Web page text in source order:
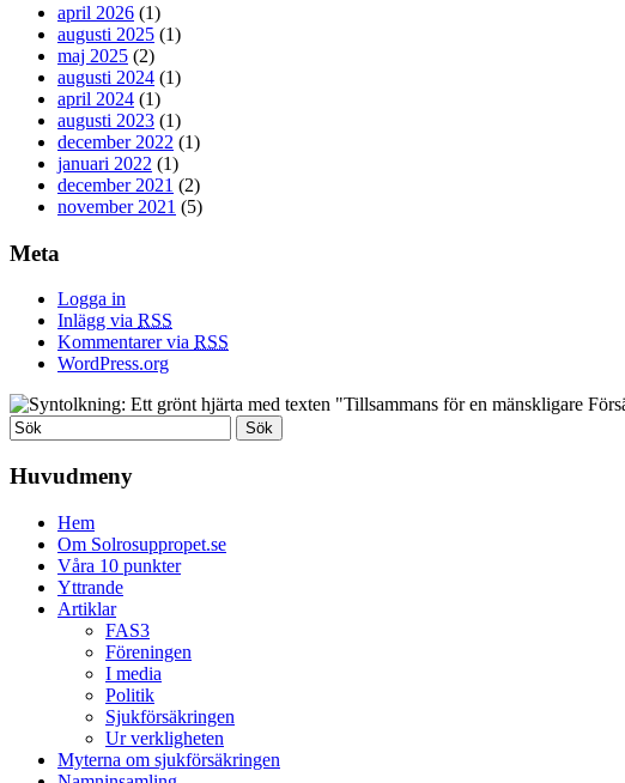
april 2026 (1)
augusti 2025 (1)
maj 2025 (2)
augusti 2024 (1)
april 2024 (1)
augusti 2023 (1)
december 2022 (1)
januari 2022 (1)
december 2021 (2)
november 2021 (5)
Meta
Logga in
Inlägg via RSS
Kommentarer via RSS
WordPress.org
Huvudmeny
Hem
Om Solrosuppropet.se
Våra 10 punkter
Yttrande
Artiklar
FAS3
Föreningen
I media
Politik
Sjukförsäkringen
Ur verkligheten
Myterna om sjukförsäkringen